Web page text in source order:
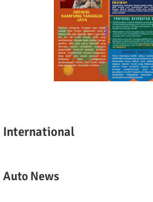
International
Auto News